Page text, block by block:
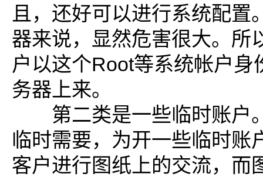
且，还好可以进行系统配置
器来说，显然危害很大。所
户以这个Root等系统帐户身
务器上来。
第二类是一些临时账户
临时需要，为开一些临时账
客户进行图纸上的交流，而